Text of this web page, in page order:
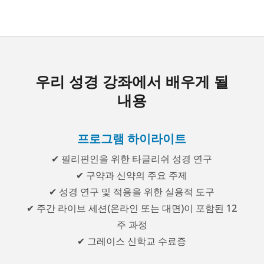
우리 성경 강좌에서 배우게 될
내용
프로그램 하이라이트
✔ 필리핀인을 위한 타글리쉬 성경 연구
✔ 구약과 신약의 주요 주제
✔ 성경 연구 및 적용을 위한 실용적 도구
✔ 주간 라이브 세션(온라인 또는 대면)이 포함된 12
주 과정
✔ 그레이스 신학교 수료증